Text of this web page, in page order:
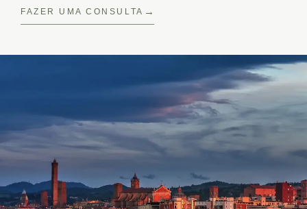
FAZER UMA CONSULTA